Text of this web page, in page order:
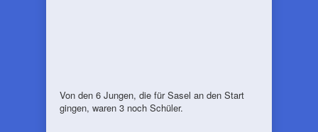
Von den 6 Jungen, die für Sasel an den Start
gingen, waren 3 noch Schüler.